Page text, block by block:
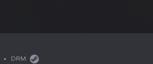
DRM: